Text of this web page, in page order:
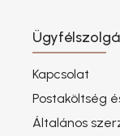
Kapcsolat
Postaköltség
Általános